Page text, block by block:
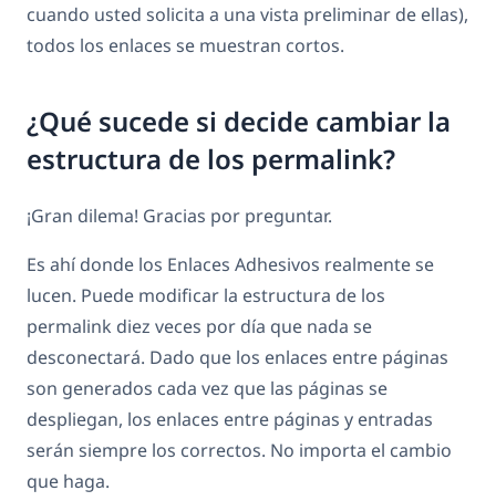
cuando usted solicita a una vista preliminar de ellas),
todos los enlaces se muestran cortos.
¿Qué sucede si decide cambiar la
estructura de los permalink?
¡Gran dilema! Gracias por preguntar.
Es ahí donde los Enlaces Adhesivos realmente se
lucen. Puede modificar la estructura de los
permalink diez veces por día que nada se
desconectará. Dado que los enlaces entre páginas
son generados cada vez que las páginas se
despliegan, los enlaces entre páginas y entradas
serán siempre los correctos. No importa el cambio
que haga.